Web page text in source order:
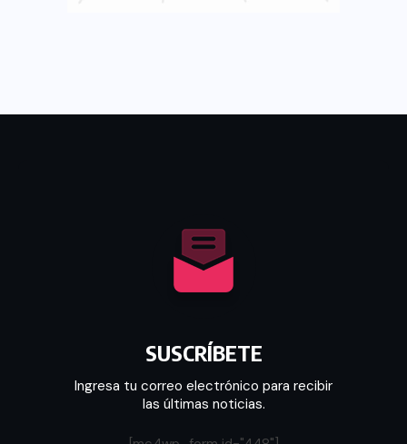
SUSCRÍBETE
Ingresa tu correo electrónico para recibir
las últimas noticias.